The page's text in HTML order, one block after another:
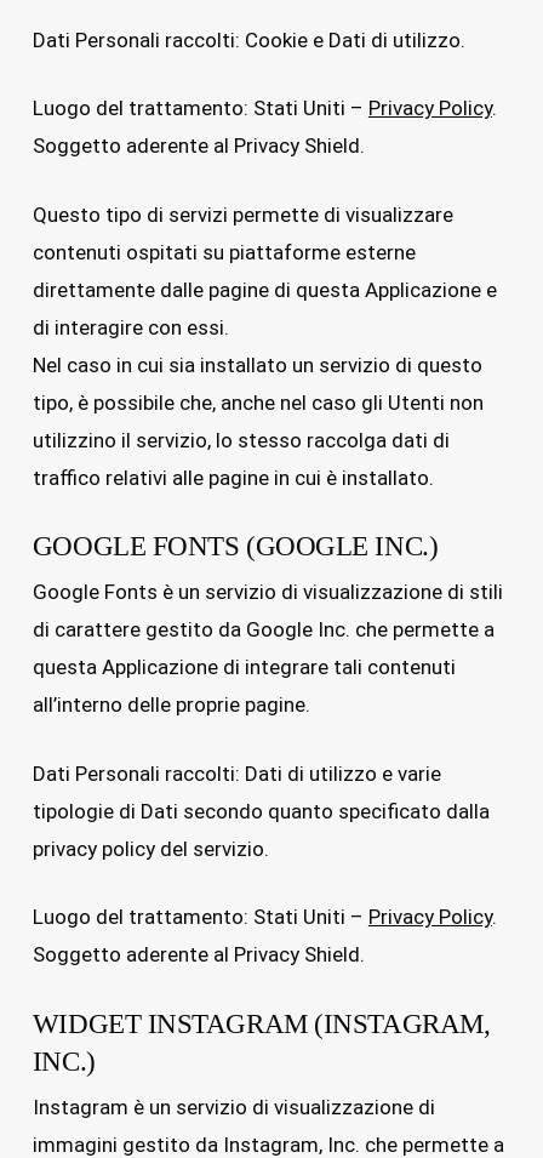
Dati Personali raccolti: Cookie e Dati di utilizzo.
Luogo del trattamento: Stati Uniti – Privacy Policy.
Soggetto aderente al Privacy Shield.
Questo tipo di servizi permette di visualizzare
contenuti ospitati su piattaforme esterne
direttamente dalle pagine di questa Applicazione e
di interagire con essi.
Nel caso in cui sia installato un servizio di questo
tipo, è possibile che, anche nel caso gli Utenti non
utilizzino il servizio, lo stesso raccolga dati di
traffico relativi alle pagine in cui è installato.
GOOGLE FONTS (GOOGLE INC.)
Google Fonts è un servizio di visualizzazione di stili
di carattere gestito da Google Inc. che permette a
questa Applicazione di integrare tali contenuti
all’interno delle proprie pagine.
Dati Personali raccolti: Dati di utilizzo e varie
tipologie di Dati secondo quanto specificato dalla
privacy policy del servizio.
Luogo del trattamento: Stati Uniti – Privacy Policy.
Soggetto aderente al Privacy Shield.
WIDGET INSTAGRAM (INSTAGRAM,
INC.)
Instagram è un servizio di visualizzazione di
immagini gestito da Instagram, Inc. che permette a